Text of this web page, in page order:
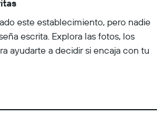
este establecimiento, pero nadie
escrita. Explora las fotos, los
ayudarte a decidir si encaja con tu